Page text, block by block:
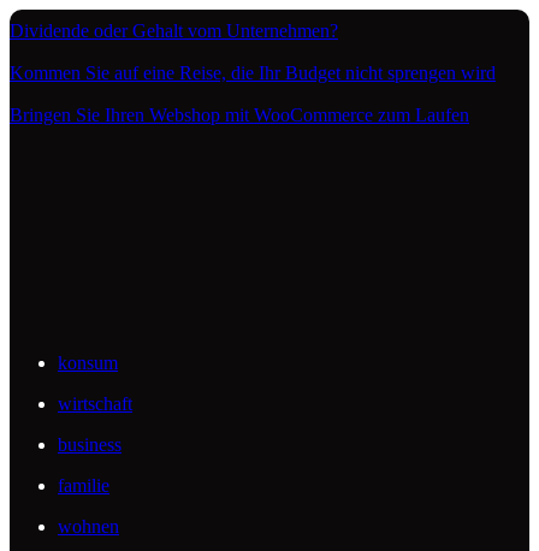
Dividende oder Gehalt vom Unternehmen?
Kommen Sie auf eine Reise, die Ihr Budget nicht sprengen wird
Bringen Sie Ihren Webshop mit WooCommerce zum Laufen
konsum
wirtschaft
business
familie
wohnen